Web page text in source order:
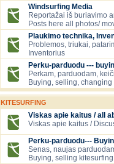
Windsurfing Media
Reportažai iš buriavimo
Posts here all photos/
Plaukimo technika,
Problemos, triukai,
Inventorius
Perku-parduodu ---
Perkam, parduodam,
Buying, selling,
KITESURFING
Viskas apie kaitus / all
Viskas apie kaitus /
Perku-parduodu---
Senas, naujas
Buying, selling